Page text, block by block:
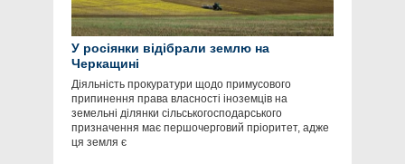
У росіянки відібрали землю на
Черкащині
Діяльність прокуратури щодо примусового
припинення права власності іноземців на
земельні ділянки сільськогосподарського
призначення має першочерговий пріоритет, адже
ця земля є